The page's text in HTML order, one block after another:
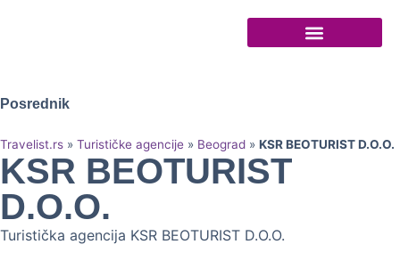
Posrednik
Travelist.rs » Turističke agencije » Beograd » KSR BEOTURIST D.O.O.
KSR BEOTURIST
D.O.O.
Turistička agencija KSR BEOTURIST D.O.O.